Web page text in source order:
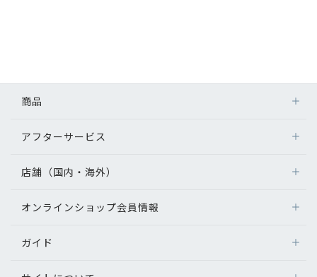
商品
アフターサービス
店舗（国内・海外）
オンラインショップ会員情報
ガイド